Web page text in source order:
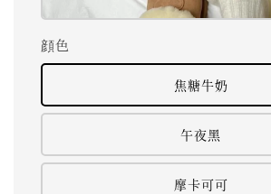
顔色
焦糖牛奶
午夜黑
摩卡可可